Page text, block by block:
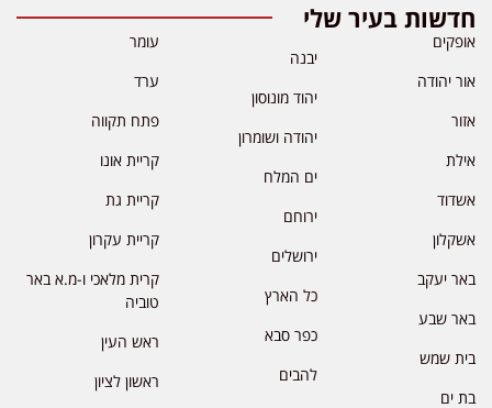
חדשות בעיר שלי
אופקים
אור יהודה
אזור
אילת
אשדוד
אשקלון
באר יעקב
באר שבע
בית שמש
בת ים
יבנה
יהוד מונוסון
יהודה ושומרון
ים המלח
ירוחם
ירושלים
כל הארץ
כפר סבא
להבים
עומר
ערד
פתח תקווה
קריית אונו
קריית גת
קריית עקרון
קרית מלאכי ו-מ.א באר
טוביה
ראש העין
ראשון לציון